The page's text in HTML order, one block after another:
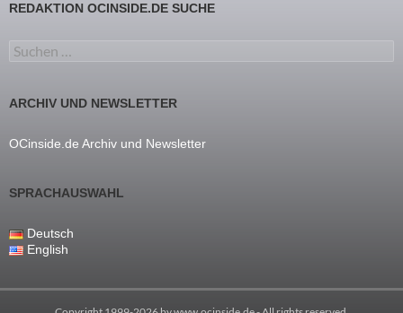
REDAKTION OCINSIDE.DE SUCHE
Suchen nach:
ARCHIV UND NEWSLETTER
OCinside.de Archiv und Newsletter
SPRACHAUSWAHL
Deutsch
English